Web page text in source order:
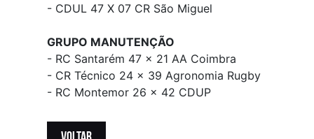
- CDUL 47 X 07 CR São Miguel
GRUPO MANUTENÇÃO
- RC Santarém 47 x 21 AA Coimbra
- CR Técnico 24 x 39 Agronomia Rugby
- RC Montemor 26 x 42 CDUP